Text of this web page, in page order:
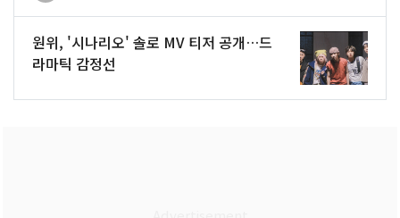
원위, '시나리오' 솔로 MV 티저 공개…드
라마틱 감정선